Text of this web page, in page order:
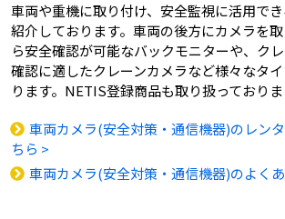
車両や重機に取り付け、安全監視に活用で
紹介しております。車両の後方にカメラを
ら安全確認が可能なバックモニターや、ク
確認に適したクレーンカメラなど様々なタ
ります。NETIS登録商品も取り扱っておりま
車両カメラ(安全対策・通信機器)のレン
ちら >
車両カメラ(安全対策・通信機器)のよく